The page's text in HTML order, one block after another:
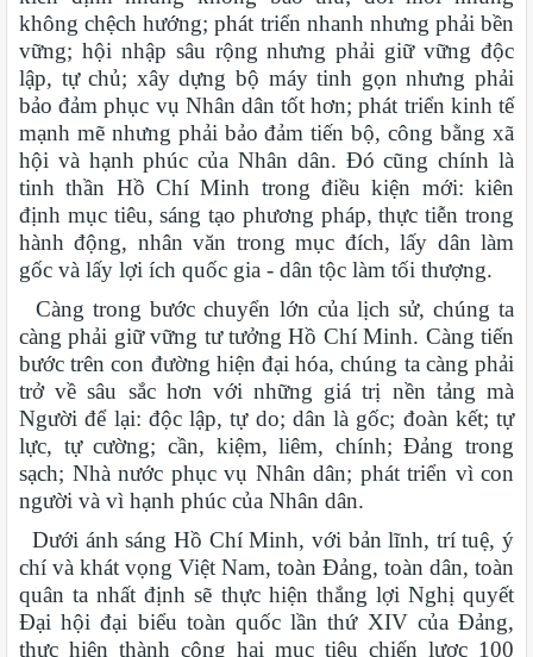
không chệch hướng; phát triển nhanh nhưng phải bền
vững; hội nhập sâu rộng nhưng phải giữ vững độc
lập, tự chủ; xây dựng bộ máy tinh gọn nhưng phải
bảo đảm phục vụ Nhân dân tốt hơn; phát triển kinh tế
mạnh mẽ nhưng phải bảo đảm tiến bộ, công bằng xã
hội và hạnh phúc của Nhân dân. Đó cũng chính là
tinh thần Hồ Chí Minh trong điều kiện mới: kiên
định mục tiêu, sáng tạo phương pháp, thực tiễn trong
hành động, nhân văn trong mục đích, lấy dân làm
gốc và lấy lợi ích quốc gia - dân tộc làm tối thượng.
Càng trong bước chuyển lớn của lịch sử, chúng ta
càng phải giữ vững tư tưởng Hồ Chí Minh. Càng tiến
bước trên con đường hiện đại hóa, chúng ta càng phải
trở về sâu sắc hơn với những giá trị nền tảng mà
Người để lại: độc lập, tự do; dân là gốc; đoàn kết; tự
lực, tự cường; cần, kiệm, liêm, chính; Đảng trong
sạch; Nhà nước phục vụ Nhân dân; phát triển vì con
người và vì hạnh phúc của Nhân dân.
Dưới ánh sáng Hồ Chí Minh, với bản lĩnh, trí tuệ, ý
chí và khát vọng Việt Nam, toàn Đảng, toàn dân, toàn
quân ta nhất định sẽ thực hiện thắng lợi Nghị quyết
Đại hội đại biểu toàn quốc lần thứ XIV của Đảng,
thực hiện thành công hai mục tiêu chiến lược 100